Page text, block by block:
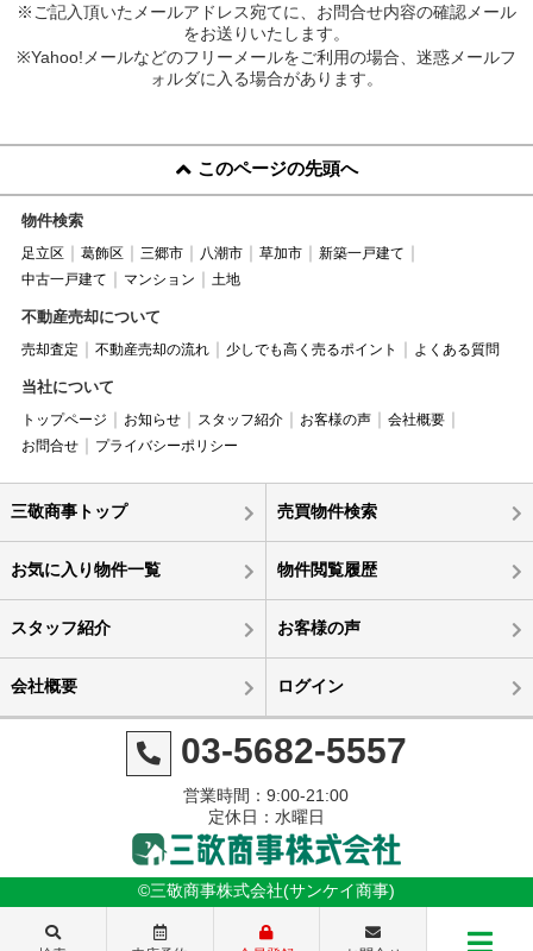
※ご記入頂いたメールアドレス宛てに、お問合せ内容の確認メール
をお送りいたします。
※Yahoo!メールなどのフリーメールをご利用の場合、迷惑メールフ
ォルダに入る場合があります。
このページの先頭へ
物件検索
足立区 葛飾区 三郷市 八潮市 草加市
新築一戸建て
中古一戸建て
マンション 土地
不動産売却について
売却査定 不動産売却の流れ 少しでも高く売るポイント よくある質問
当社について
トップページ お知らせ スタッフ紹介 お客様の声
会社概要
お問合せ
プライバシーポリシー
三敬商事トップ 売買物件検索
お気に入り物件一覧 物件閲覧履歴
スタッフ紹介 お客様の声
会社概要 ログイン
03-5682-5557
営業時間：9:00-21:00
定休日：水曜日
©三敬商事株式会社(サンケイ商事)